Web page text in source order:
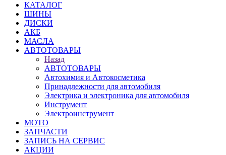
КАТАЛОГ
ШИНЫ
ДИСКИ
АКБ
МАСЛА
АВТОТОВАРЫ
Назад
АВТОТОВАРЫ
Автохимия и Автокосметика
Принадлежности для автомобиля
Электрика и электроника для автомобиля
Инструмент
Электроинструмент
МОТО
ЗАПЧАСТИ
ЗАПИСЬ НА СЕРВИС
АКЦИИ